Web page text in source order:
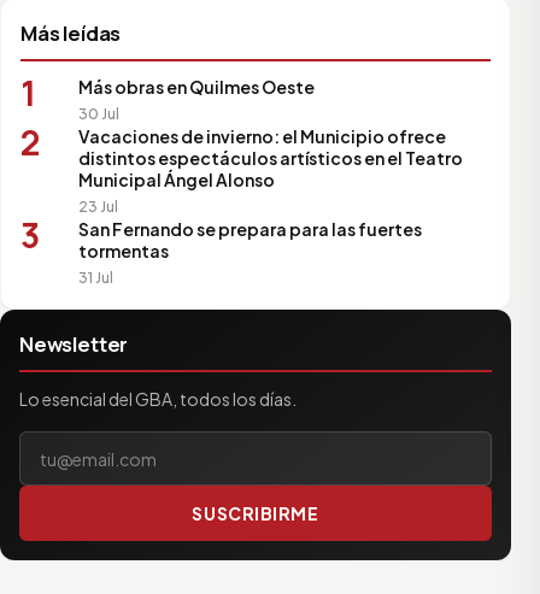
Más leídas
1 Más obras en Quilmes Oeste
30 Jul
2
Vacaciones de invierno: el Municipio ofrece
distintos espectáculos artísticos en el Teatro
Municipal Ángel Alonso
23 Jul
3
San Fernando se prepara para las fuertes
tormentas
31 Jul
Newsletter
Lo esencial del GBA, todos los días.
SUSCRIBIRME